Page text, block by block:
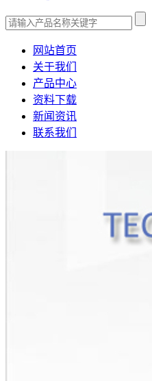
网站首页
关于我们
产品中心
资料下载
新闻资讯
联系我们